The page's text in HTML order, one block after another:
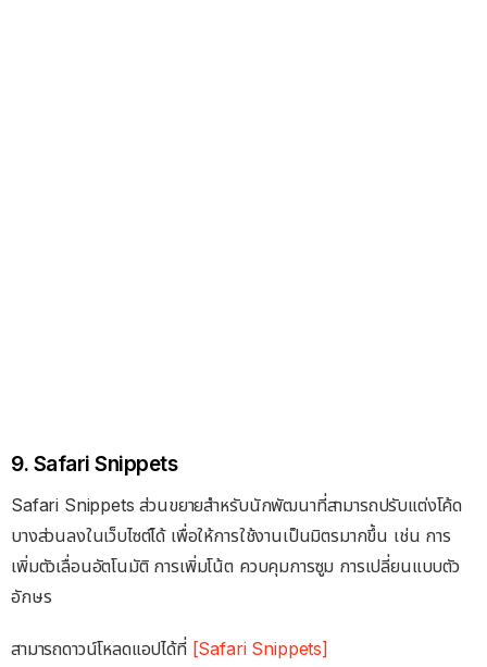
9. Safari Snippets
Safari Snippets ส่วนขยายสำหรับนักพัฒนาที่สามารถปรับแต่งโค้ด
บางส่วนลงในเว็บไซต์ได้ เพื่อให้การใช้งานเป็นมิตรมากขึ้น เช่น การ
เพิ่มตัวเลื่อนอัตโนมัติ การเพิ่มโน้ต ควบคุมการซูม การเปลี่ยนแบบตัว
อักษร
สามารถดาวน์โหลดแอปได้ที่ [Safari Snippets]